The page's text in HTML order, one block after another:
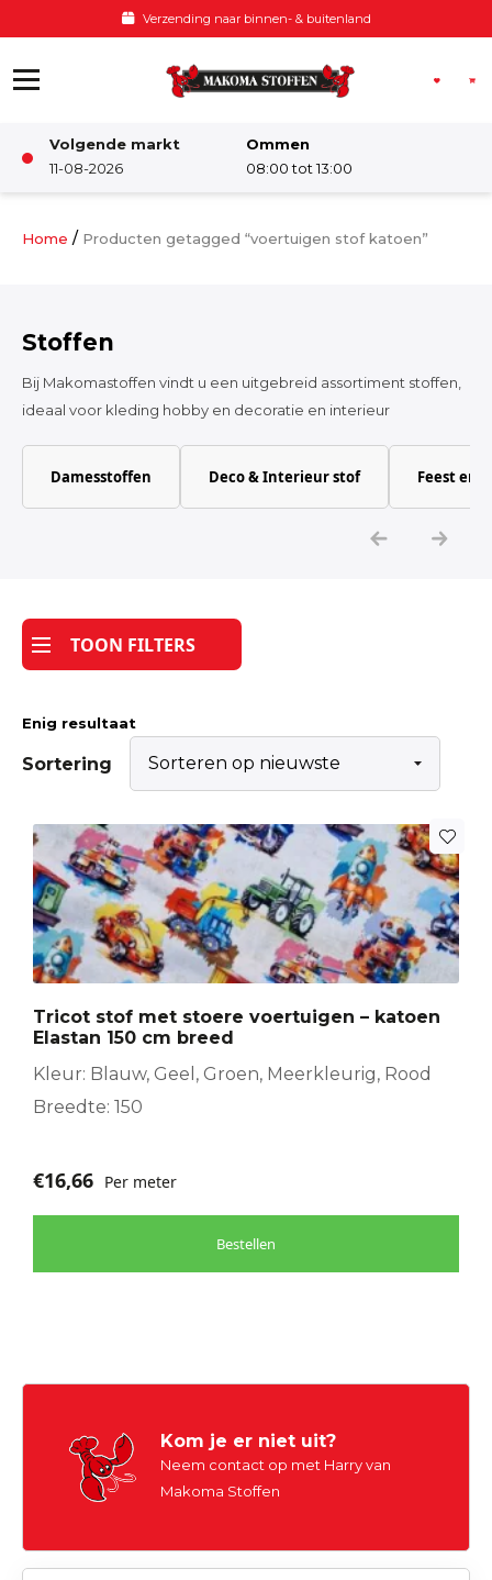
Verzending naar binnen- & buitenland
Volgende markt
11-08-2026
Ommen
08:00 tot 13:00
Damesstoffen
Katoen
Tijdpakker stof
Home / Producten getagged “voertuigen stof katoen”
Stoffen
Bij Makomastoffen vindt u een uitgebreid assortiment stoffen,
ideaal voor kleding hobby en decoratie en interieur
Damesstoffen Deco & Interieur stof Feest en
TOON FILTERS
Enig resultaat
Sortering
Tricot stof met stoere voertuigen – katoen
Elastan 150 cm breed
Kleur: Blauw, Geel, Groen, Meerkleurig, Rood
Breedte: 150
€16,66 Per meter
Bestellen
Kom je er niet uit?
Neem contact op met Harry van
Makoma Stoffen